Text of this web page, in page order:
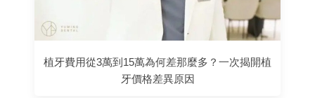
植牙費用從3萬到15萬為何差那麼多？一次揭開植
牙價格差異原因